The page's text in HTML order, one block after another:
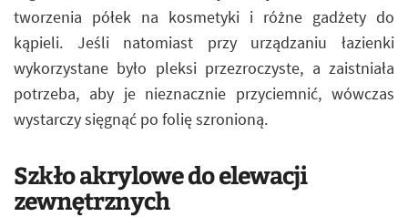
tworzenia półek na kosmetyki i różne gadżety do
kąpieli. Jeśli natomiast przy urządzaniu łazienki
wykorzystane było pleksi przezroczyste, a zaistniała
potrzeba, aby je nieznacznie przyciemnić, wówczas
wystarczy sięgnąć po folię szronioną.
Szkło akrylowe do elewacji
zewnętrznych